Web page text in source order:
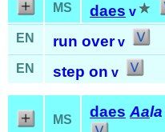
MS daes v
EN run over v
EN
step on v
MS daes Aala